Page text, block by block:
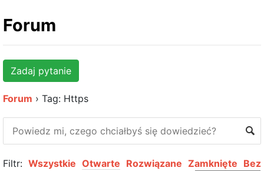
Forum
Zadaj pytanie
Forum › Tag: Https
Filtr: Wszystkie Otwarte Rozwiązane Zamknięte Bez